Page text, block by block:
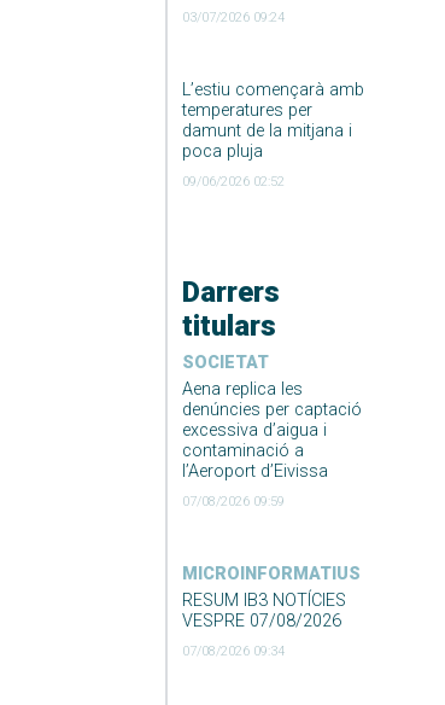
03/07/2026 09:24
L’estiu començarà amb
temperatures per
damunt de la mitjana i
poca pluja
09/06/2026 02:52
Darrers
titulars
SOCIETAT
Aena replica les
denúncies per captació
excessiva d’aigua i
contaminació a
l’Aeroport d’Eivissa
07/08/2026 09:59
MICROINFORMATIUS
RESUM IB3 NOTÍCIES
VESPRE 07/08/2026
07/08/2026 09:34